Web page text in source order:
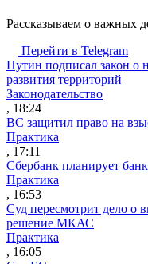
Рассказываем о важных
Перейти в Telegram
Путин подписал закон о
развития территорий
Законодательство
, 18:24
ВС защитил право на
Практика
, 17:11
Сбербанк планирует
Практика
, 16:53
Суд пересмотрит дело о
решение МКАС
Практика
, 16:05